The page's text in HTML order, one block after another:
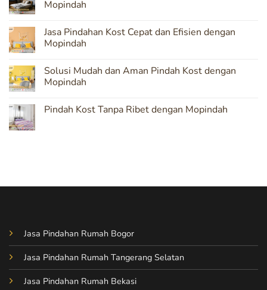
Solusi
Pindahan
Kost
yang
Mopindah
on
Pindah
Kost
dengan
Layanan
Mopindah
Jasa Pindahan Kost Cepat dan Efisien dengan
Mopindah
on
Jasa
Pindahan
dan
Solusi Mudah dan Aman Pindah Kost dengan
Mopindah
on
Pindah Kost Tanpa Ribet dengan Mopindah
Jasa Pindahan Rumah Bogor
Jasa Pindahan Rumah Tangerang Selatan
Jasa Pindahan Rumah Bekasi